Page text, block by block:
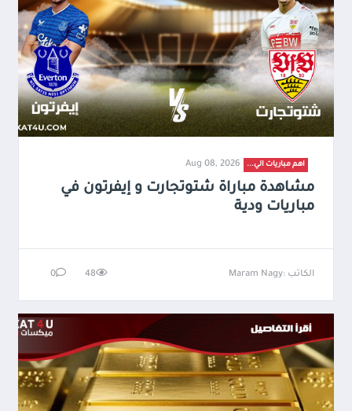
اهم مباريات الي... Aug 08, 2026
مشاهدة مباراة شتوتجارت و إيفرتون في
مباريات ودية
الكاتب :Maram Nagy 48
0